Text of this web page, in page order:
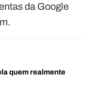
da Google
quem realmente